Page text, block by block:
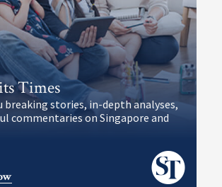
Times
breaking stories, in-depth analyses,
commentaries on Singapore and